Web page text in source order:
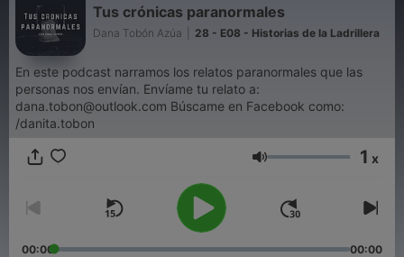
Tus crónicas paranormales
Dana Tobón Azúa 28 - E08 - Historias de la Ladrillera
En este podcast narramos los relatos paranormales que las
personas nos envían. Envíame tu relato a:
dana.tobon@outlook.com Búscame en Facebook como:
/danita.tobon
Volumen 1 x
00:00 00:00